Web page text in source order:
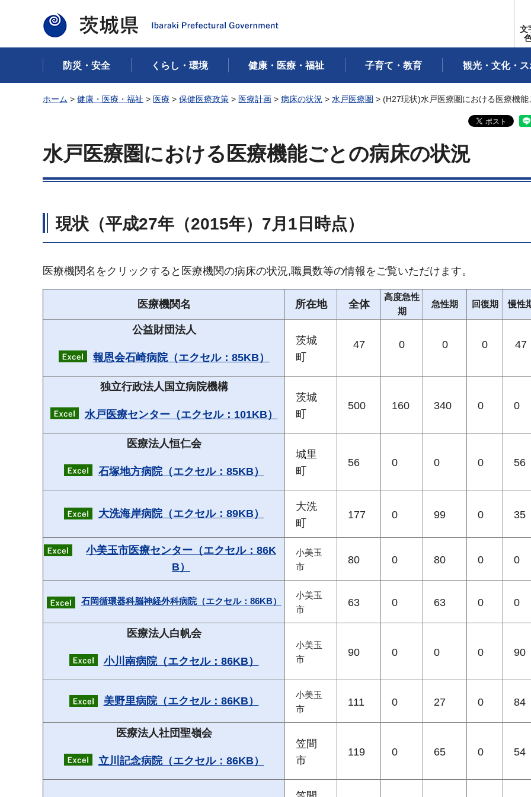
茨城県
文
防災・安全 くらし・環境 健康・医療・福祉 子育て・教育 観光・文化・
ホーム > 健康・医療・福祉 > 医療 > 保健医療政策 > 医療計画 > 病床の状況 > 水戸医療圏 > (H27現状)水戸医療圏における医療機
水戸医療圏における医療機能ごとの病床の状況
現状（平成27年（2015年）7月1日時点）
医療機関名をクリックすると医療機関の病床の状況,職員数等の情報をご覧いただけます。
医療機関名 所在地 全体
高度急性
期
急性期 回復期 慢性
公益財団法人
報恩会石崎病院（エクセル：85KB）
茨城
町
47 0 0 0 47
独立行政法人国立病院機構
水戸医療センター（エクセル：101KB）
茨城
町
500 160 340 0 0
医療法人恒仁会
石塚地方病院（エクセル：85KB）
城里
町
56 0 0 0 56
大洗海岸病院（エクセル：89KB）
大洗
町
177 0 99 0 35
小美玉市医療センター（エクセル：86K
B）
小美玉
市
80 0 80 0 0
石岡循環器科脳神経外科病院（エクセル：86KB）
小美玉
市
63 0 63 0 0
医療法人白帆会
小川南病院（エクセル：86KB）
小美玉
市
90 0 0 0 90
美野里病院（エクセル：86KB）
小美玉
市
111 0 27 0 84
医療法人社団聖嶺会
立川記念病院（エクセル：86KB）
笠間
市
119 0 65 0 54